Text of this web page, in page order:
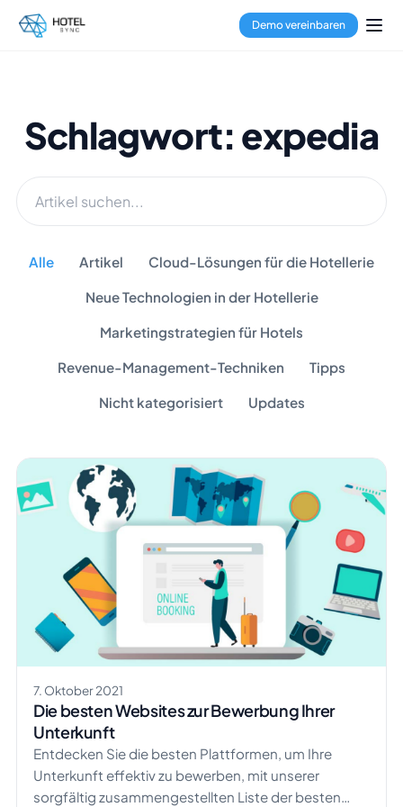
Demo vereinbaren
Schlagwort: expedia
Alle Artikel Cloud-Lösungen für die Hotellerie
Neue Technologien in der Hotellerie
Marketingstrategien für Hotels
Revenue-Management-Techniken Tipps
Nicht kategorisiert Updates
7. Oktober 2021
Die besten Websites zur Bewerbung Ihrer
Unterkunft
Entdecken Sie die besten Plattformen, um Ihre
Unterkunft effektiv zu bewerben, mit unserer
sorgfältig zusammengestellten Liste der besten